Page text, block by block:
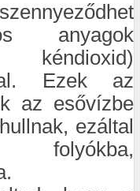
anyagok
kéndioxid)
Ezek az
az esővízbe
ezáltal
folyókba,